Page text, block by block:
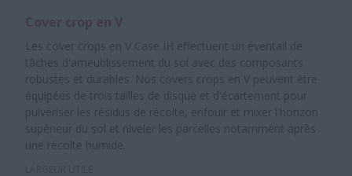
Les cover crops en V Case IH effectuent un éventail de
tâches d'ameublissement du sol avec des composants
robustes et durables. Nos covers crops en V peuvent être
équipées de trois tailles de disque et d'écartement pour
pulvériser les résidus de récolte, enfouir et mixer l'horizon
supérieur du sol et niveler les parcelles notamment après
une récolte humide.